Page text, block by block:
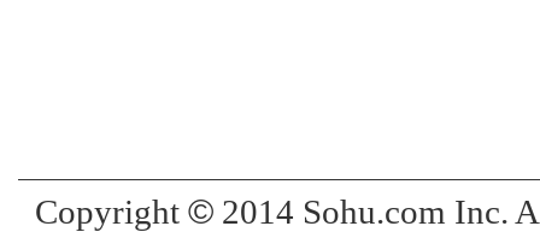
Copyright ©2014 Sohu.com Inc.